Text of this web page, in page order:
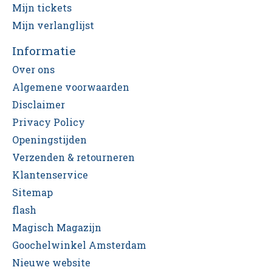
Mijn tickets
Mijn verlanglijst
Informatie
Over ons
Algemene voorwaarden
Disclaimer
Privacy Policy
Openingstijden
Verzenden & retourneren
Klantenservice
Sitemap
flash
Magisch Magazijn
Goochelwinkel Amsterdam
Nieuwe website